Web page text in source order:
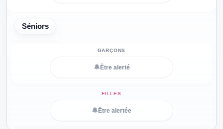
Séniors
🔔 Être alerté
🔔 Être alertée